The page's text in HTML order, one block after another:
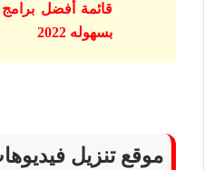
قائمة أفضل
بسهوله 2022